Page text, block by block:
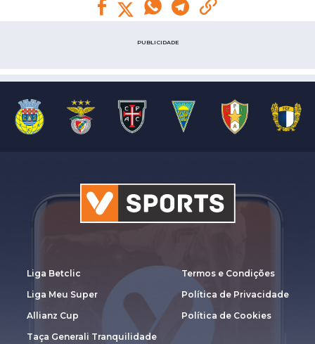
PUBLICIDADE
Liga Betclic
Liga Meu Super
Allianz Cup
Taça Generali Tranquilidade
Termos e Condições
Política de Privacidade
Política de Cookies